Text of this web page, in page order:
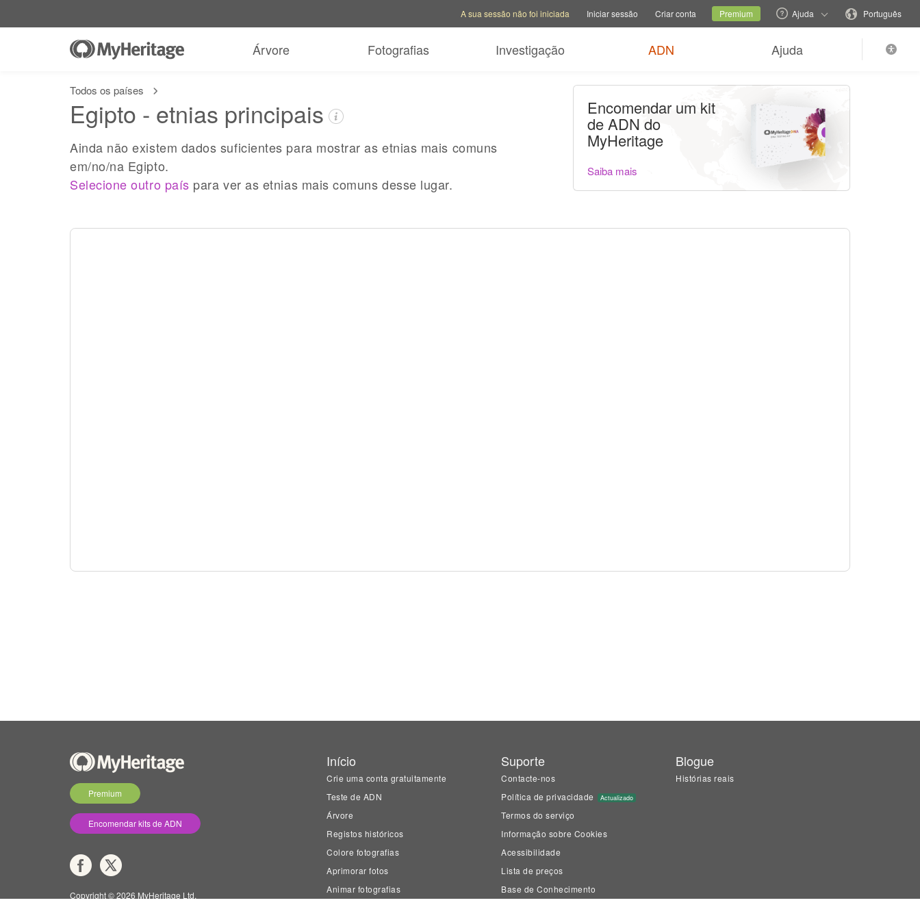
Mudar o idioma
A sua sessão não foi iniciada Iniciar sessão Criar conta Premium Ajuda Português
Árvore Fotografias Investigação ADN Ajuda
Todos os países
Egipto - etnias principais
Ainda não existem dados suficientes para mostrar as etnias mais comuns
em/no/na Egipto.
Selecione outro país para ver as etnias mais comuns desse lugar.
Encomendar um kit
de ADN do
MyHeritage
Saiba mais
Premium
Encomendar kits de ADN
Copyright © 2026 MyHeritage Ltd.
Início
Crie uma conta gratuitamente
Teste de ADN
Árvore
Registos históricos
Colore fotografias
Aprimorar fotos
Animar fotografias
Suporte
Contacte-nos
Política de privacidade
Actualizado
Termos do serviço
Informação sobre Cookies
Acessibilidade
Lista de preços
Base de Conhecimento
Blogue
Histórias reais